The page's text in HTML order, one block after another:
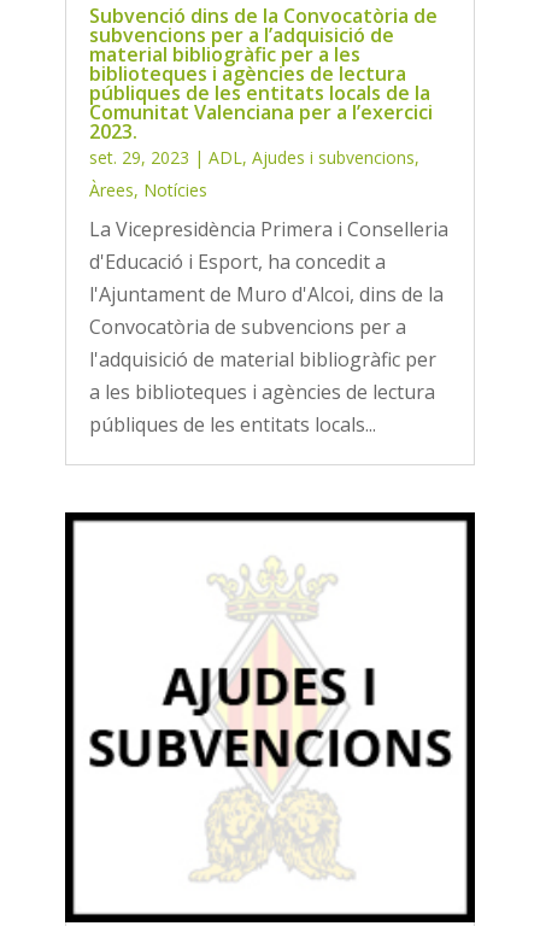
Subvenció dins de la Convocatòria de
subvencions per a l’adquisició de
material bibliogràfic per a les
biblioteques i agències de lectura
públiques de les entitats locals de la
Comunitat Valenciana per a l’exercici
2023.
set. 29, 2023 | ADL, Ajudes i subvencions,
Àrees, Notícies
La Vicepresidència Primera i Conselleria
d'Educació i Esport, ha concedit a
l'Ajuntament de Muro d'Alcoi, dins de la
Convocatòria de subvencions per a
l'adquisició de material bibliogràfic per
a les biblioteques i agències de lectura
públiques de les entitats locals...